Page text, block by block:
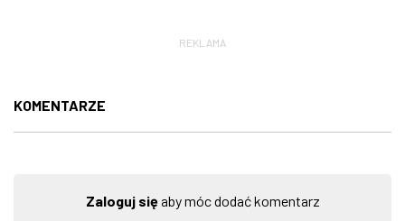
REKLAMA
KOMENTARZE
Zaloguj sięaby móc dodać komentarz